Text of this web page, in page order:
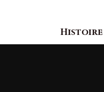
Histoire